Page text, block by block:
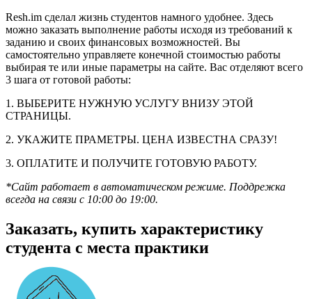
Resh.im сделал жизнь студентов намного удобнее. Здесь
можно заказать выполнение работы исходя из требований к
заданию и своих финансовых возможностей. Вы
самостоятельно управляете конечной стоимостью работы
выбирая те или иные параметры на сайте. Вас отделяют всего
3 шага от готовой работы:
1. ВЫБЕРИТЕ НУЖНУЮ УСЛУГУ ВНИЗУ ЭТОЙ
СТРАНИЦЫ.
2. УКАЖИТЕ ПРАМЕТРЫ. ЦЕНА ИЗВЕСТНА СРАЗУ!
3. ОПЛАТИТЕ И ПОЛУЧИТЕ ГОТОВУЮ РАБОТУ.
*Сайт работает в автоматическом режиме. Поддрежка
всегда на связи с 10:00 до 19:00.
Заказать, купить характеристику
студента с места практики